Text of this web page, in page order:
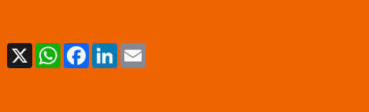
X WhatsAppFacebook
LinkedIn